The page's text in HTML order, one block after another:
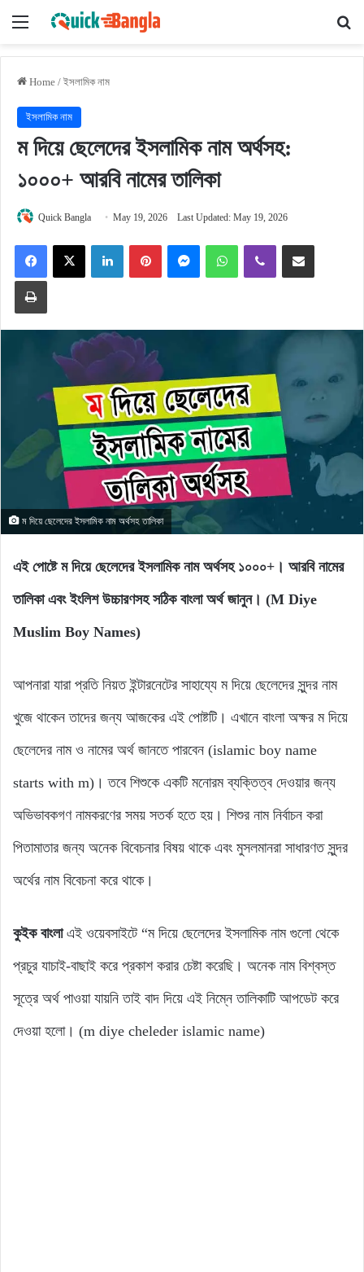
Menu
Home / ইসলামিক নাম
ইসলামিক নাম
ম দিয়ে ছেলেদের ইসলামিক নাম অর্থসহ:
১০০০+ আরবি নামের তালিকা
Quick Bangla May 19, 2026 Last Updated: May 19, 2026
FacebookX LinkedInPinterestMessengerWhatsAppViber Share via Email
Print
ম দিয়ে ছেলেদের ইসলামিক নাম অর্থসহ তালিকা
এই পোষ্টে ম দিয়ে ছেলেদের ইসলামিক নাম অর্থসহ ১০০০+। আরবি নামের
তালিকা এবং ইংলিশ উচ্চারণসহ সঠিক বাংলা অর্থ জানুন। (M Diye
Muslim Boy Names)
আপনারা যারা প্রতি নিয়ত ইন্টারনেটের সাহায্যে ম দিয়ে ছেলেদের সুন্দর নাম
খুজে থাকেন তাদের জন্য আজকের এই পোষ্টটি। এখানে বাংলা অক্ষর ম দিয়ে
ছেলেদের নাম ও নামের অর্থ জানতে পারবেন (islamic boy name
starts with m)। তবে শিশুকে একটি মনোরম ব্যক্তিত্ব দেওয়ার জন্য
অভিভাবকগণ নামকরণের সময় সতর্ক হতে হয়। শিশুর নাম নির্বাচন করা
পিতামাতার জন্য অনেক বিবেচনার বিষয় থাকে এবং মুসলমানরা সাধারণত সুন্দর
অর্থের নাম বিবেচনা করে থাকে।
কুইক বাংলাএই ওয়েবসাইটে “ম দিয়ে ছেলেদের ইসলামিক নাম গুলো থেকে
প্রচুর যাচাই-বাছাই করে প্রকাশ করার চেষ্টা করেছি। অনেক নাম বিশ্বস্ত
সূত্রে অর্থ পাওয়া যায়নি তাই বাদ দিয়ে এই নিম্নে তালিকাটি আপডেট করে
দেওয়া হলো। (m diye cheleder islamic name)